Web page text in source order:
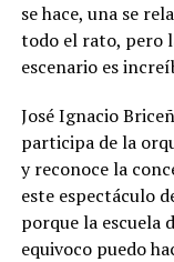
se hace, una se
todo el rato, pero
escenario es
José Ignacio
participa de la
y reconoce la
este espectáculo
porque la escuela
equivoco puedo